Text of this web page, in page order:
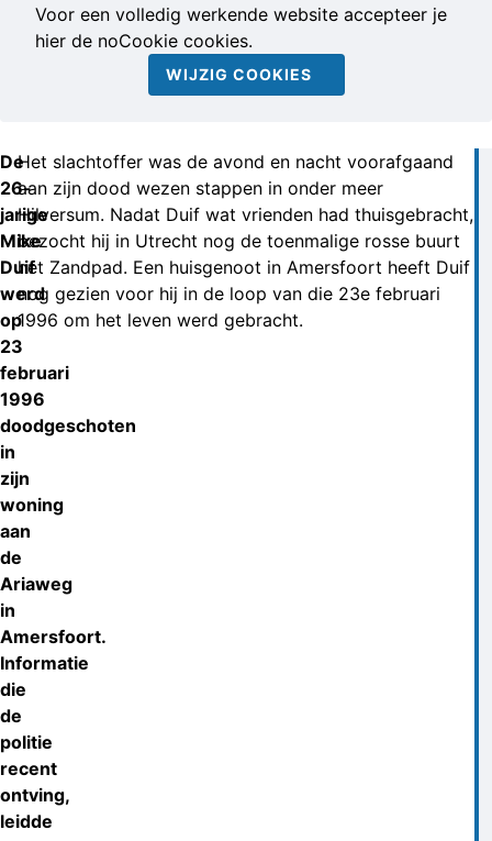
Voor een volledig werkende website accepteer je
hier de noCookie cookies.
WIJZIG COOKIES
De
26-
jarige
Mike
Duif
werd
op
23
februari
1996
doodgeschoten
in
zijn
woning
aan
de
Ariaweg
in
Amersfoort.
Informatie
die
de
politie
recent
ontving,
leidde
Het slachtoffer was de avond en nacht voorafgaand
aan zijn dood wezen stappen in onder meer
Hilversum. Nadat Duif wat vrienden had thuisgebracht,
bezocht hij in Utrecht nog de toenmalige rosse buurt
het Zandpad. Een huisgenoot in Amersfoort heeft Duif
nog gezien voor hij in de loop van die 23e februari
1996 om het leven werd gebracht.